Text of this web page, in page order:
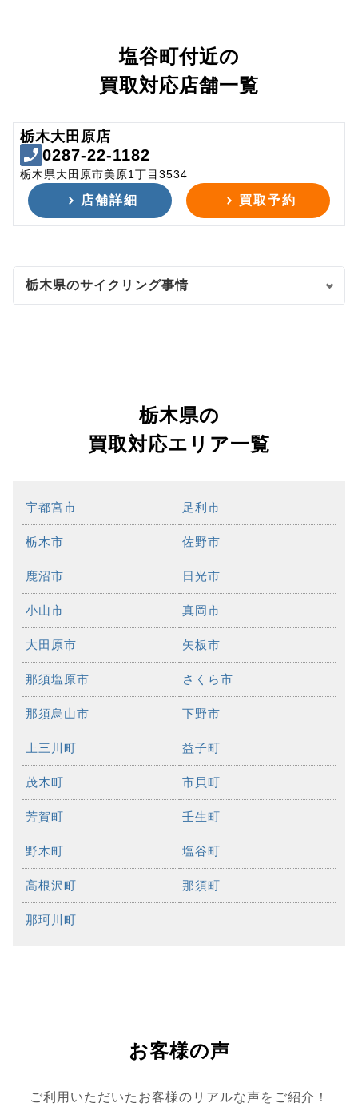
塩谷町付近の
買取対応店舗一覧
栃木大田原店
0287-22-1182
栃木県大田原市美原1丁目3534
店舗詳細 買取予約
栃木県のサイクリング事情
栃木県の
買取対応エリア一覧
宇都宮市 足利市
栃木市 佐野市
鹿沼市 日光市
小山市 真岡市
大田原市 矢板市
那須塩原市 さくら市
那須烏山市 下野市
上三川町 益子町
茂木町 市貝町
芳賀町 壬生町
野木町 塩谷町
高根沢町 那須町
那珂川町
お客様の声
ご利用いただいたお客様のリアルな声をご紹介！